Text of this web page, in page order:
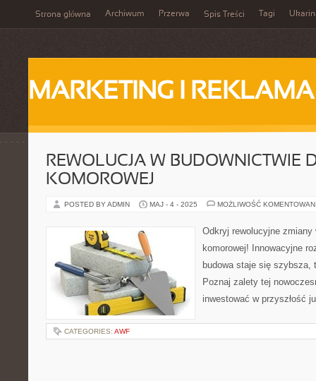
Strona główna Archiwum Przerwa Spis Treści Tagi
MARKETING I REKLAMA
REWOLUCJA W BUDOWNICTWIE
KOMOROWEJ
POSTED BY ADMIN MAJ - 4 - 2025 MOŻLIWOŚĆ
Odkryj rewolucyjne zmiany
komorowej! Innowacyjne
budowa staje się szybsza,
Poznaj zalety tej
inwestować w przyszłość
CATEGORIES: AWF